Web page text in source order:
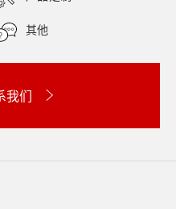
其他
我们